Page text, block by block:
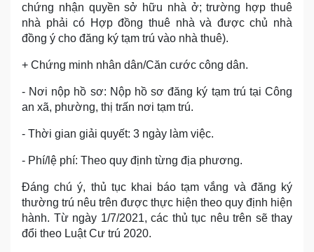
chứng nhận quyền sở hữu nhà ở; trường hợp thuê
nhà phải có Hợp đồng thuê nhà và được chủ nhà
đồng ý cho đăng ký tạm trú vào nhà thuê).
+ Chứng minh nhân dân/Căn cước công dân.
- Nơi nộp hồ sơ: Nộp hồ sơ đăng ký tạm trú tại Công
an xã, phường, thị trấn nơi tạm trú.
- Thời gian giải quyết: 3 ngày làm việc.
- Phí/lệ phí: Theo quy định từng địa phương.
Đáng chú ý, thủ tục khai báo tạm vắng và đăng ký
thường trú nêu trên được thực hiện theo quy định hiện
hành. Từ ngày 1/7/2021, các thủ tục nêu trên sẽ thay
đổi theo Luật Cư trú 2020.